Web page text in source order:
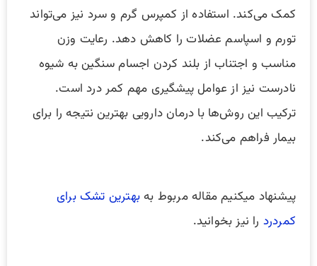
کمک می‌کند. استفاده از کمپرس گرم و سرد نیز می‌تواند
تورم و اسپاسم عضلات را کاهش دهد. رعایت وزن
مناسب و اجتناب از بلند کردن اجسام سنگین به شیوه
نادرست نیز از عوامل پیشگیری مهم کمر درد است.
ترکیب این روش‌ها با درمان دارویی بهترین نتیجه را برای
بیمار فراهم می‌کند.
پیشنهاد میکنیم مقاله مربوط بهبهترین تشک برای
کمردرد را نیز بخوانید.